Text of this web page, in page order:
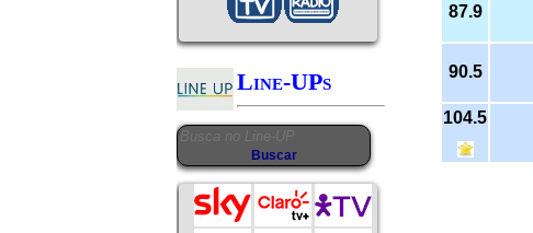
Line-UPs
87.9
90.5
104.5